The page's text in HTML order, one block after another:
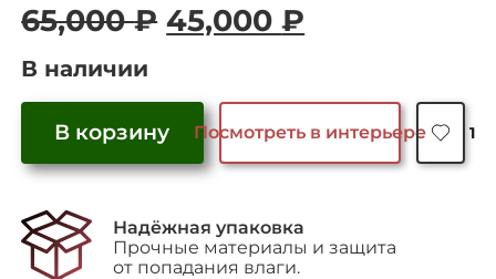
65,000₽ Первоначальная
цена
65,000 ₽.
45,000₽
В наличии
Количество
"Лунный
свет"
В корзину Посмотреть в интерьере 1
Надёжная упаковка
Прочные материалы и защита
от попадания влаги.